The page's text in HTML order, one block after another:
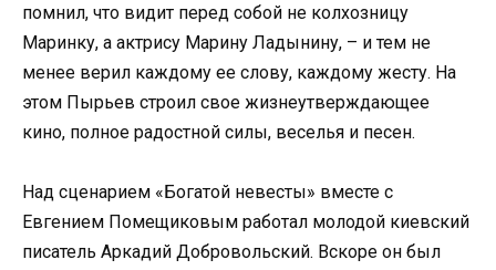
помнил, что видит перед собой не колхозницу
Маринку, а актрису Марину Ладынину, – и тем не
менее верил каждому ее слову, каждому жесту. На
этом Пырьев строил свое жизнеутверждающее
кино, полное радостной силы, веселья и песен.
Над сценарием «Богатой невесты» вместе с
Евгением Помещиковым работал молодой киевский
писатель Аркадий Добровольский. Вскоре он был